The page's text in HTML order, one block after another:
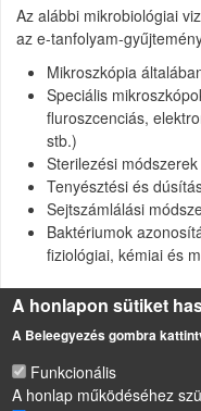
Az alábbi mikrobiológiai
az e-tanfolyam-
Mikroszkópia
Speciális
fluroszcenciás,
stb.)
Sterilezési módszerek
Tenyésztési és
Sejtszámlálási
Baktériumok
fiziológiai, kémiai és
LÁBLÉC
Impresszum
A honlapon sütiket
A Beleegyezés gombra
Funkcionális
A honlap működéséhez